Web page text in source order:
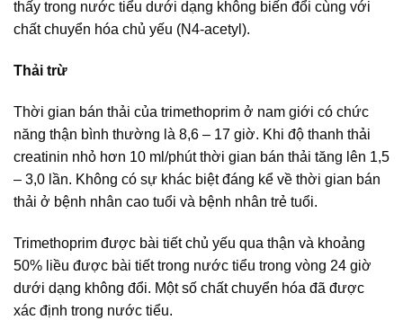
thấy trong nước tiểu dưới dạng không biến đổi cùng với
chất chuyển hóa chủ yếu (N4-acetyl).
Thải trừ
Thời gian bán thải của trimethoprim ở nam giới có chức
năng thận bình thường là 8,6 – 17 giờ. Khi độ thanh thải
creatinin nhỏ hơn 10 ml/phút thời gian bán thải tăng lên 1,5
– 3,0 lần. Không có sự khác biệt đáng kể về thời gian bán
thải ở bệnh nhân cao tuổi và bệnh nhân trẻ tuổi.
Trimethoprim được bài tiết chủ yếu qua thận và khoảng
50% liều được bài tiết trong nước tiểu trong vòng 24 giờ
dưới dạng không đổi. Một số chất chuyển hóa đã được
xác định trong nước tiểu.